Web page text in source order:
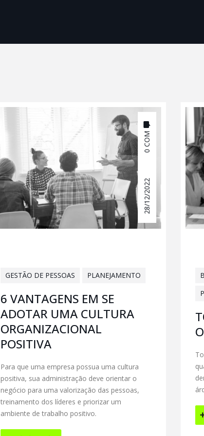
28/12/2022
0 COM
GESTÃO DE PESSOAS PLANEJAMENTO
6 VANTAGENS EM SE
ADOTAR UMA CULTURA
ORGANIZACIONAL
POSITIVA
Para que uma empresa possua uma cultura
positiva, sua administração deve orientar o
negócio para uma valorização das pessoas,
treinamento dos líderes e priorizar um
ambiente de trabalho positivo.